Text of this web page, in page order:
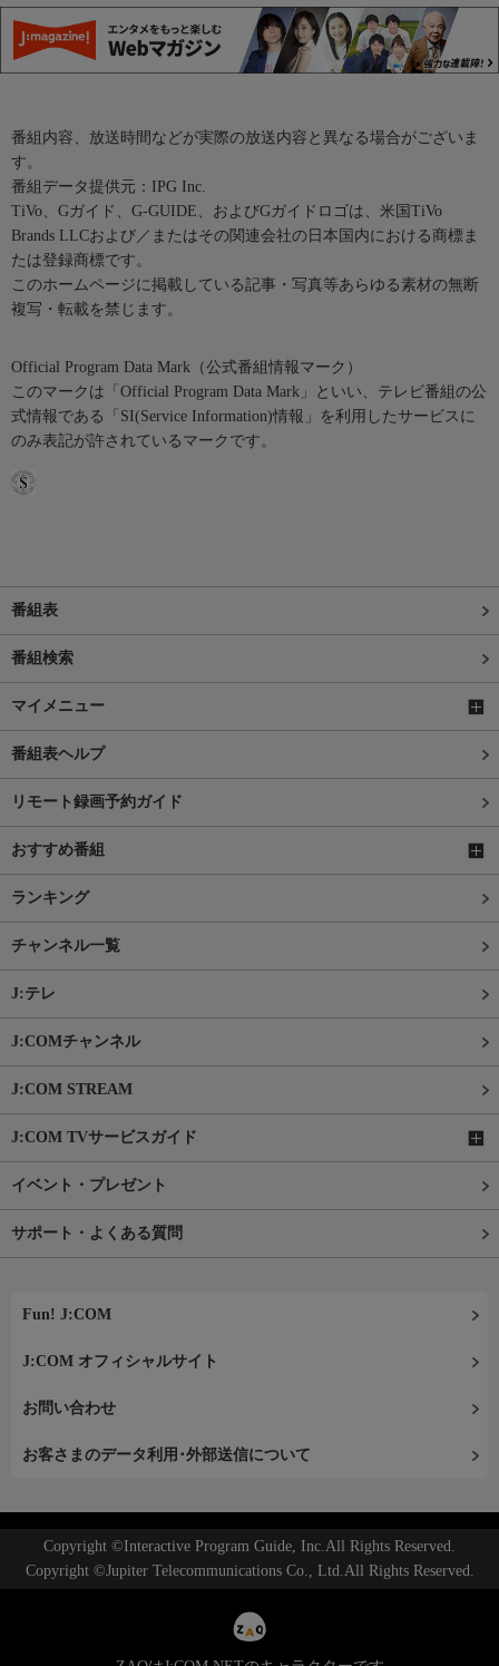
番組内容、放送時間などが実際の放送内容と異なる場合がございま
す。
番組データ提供元：IPG Inc.
TiVo、Gガイド、G-GUIDE、およびGガイドロゴは、米国TiVo
Brands LLCおよび／またはその関連会社の日本国内における商標ま
たは登録商標です。
このホームページに掲載している記事・写真等あらゆる素材の無断
複写・転載を禁じます。
Official Program Data Mark（公式番組情報マーク）
このマークは「Official Program Data Mark」といい、テレビ番組の公
式情報である「SI(Service Information)情報」を利用したサービスに
のみ表記が許されているマークです。
番組表
番組検索
マイメニュー
番組表ヘルプ
リモート録画予約ガイド
おすすめ番組
ランキング
チャンネル一覧
J:テレ
J:COMチャンネル
J:COM STREAM
J:COM TVサービスガイド
イベント・プレゼント
サポート・よくある質問
Fun! J:COM
J:COM オフィシャルサイト
お問い合わせ
お客さまのデータ利用･外部送信について
Copyright ©Interactive Program Guide, Inc.All Rights Reserved.
Copyright ©Jupiter Telecommunications Co., Ltd.All Rights Reserved.